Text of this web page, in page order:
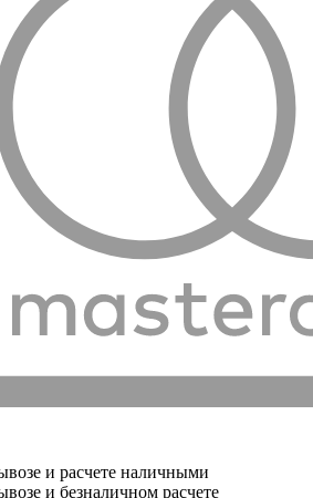
и расчете наличными
и безналичном расчете